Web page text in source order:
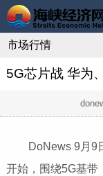
市场行情
5G芯片战 华为
DoNews 9月9
开始，围绕5G基带